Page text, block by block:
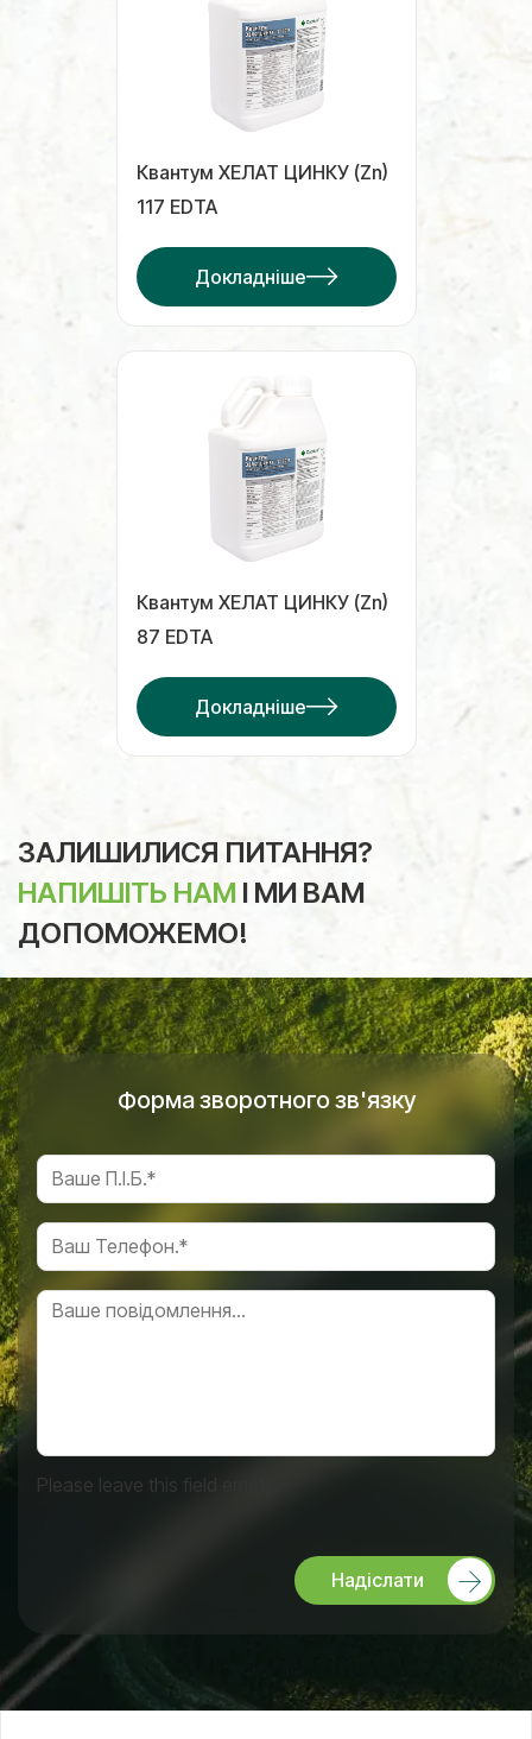
Квантум ХЕЛАТ ЦИНКУ (Zn)
117 EDTA
Докладніше
Квантум ХЕЛАТ ЦИНКУ (Zn)
87 EDTA
Докладніше
ЗАЛИШИЛИСЯ ПИТАННЯ?
НАПИШІТЬ НАМ І МИ ВАМ
ДОПОМОЖЕМО!
Форма зворотного зв'язку
Please leave this field empty.
Надіслати